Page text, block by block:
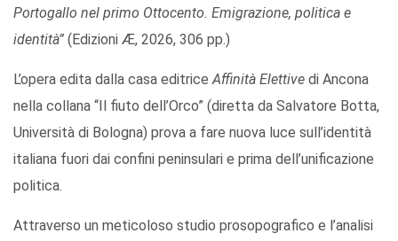
Portogallo nel primo Ottocento. Emigrazione, politica e
identità” (Edizioni Æ, 2026, 306 pp.)
L’opera edita dalla casa editrice Affinità Elettive di Ancona
nella collana “Il fiuto dell’Orco” (diretta da Salvatore Botta,
Università di Bologna) prova a fare nuova luce sull’identità
italiana fuori dai confini peninsulari e prima dell’unificazione
politica.
Attraverso un meticoloso studio prosopografico e l’analisi